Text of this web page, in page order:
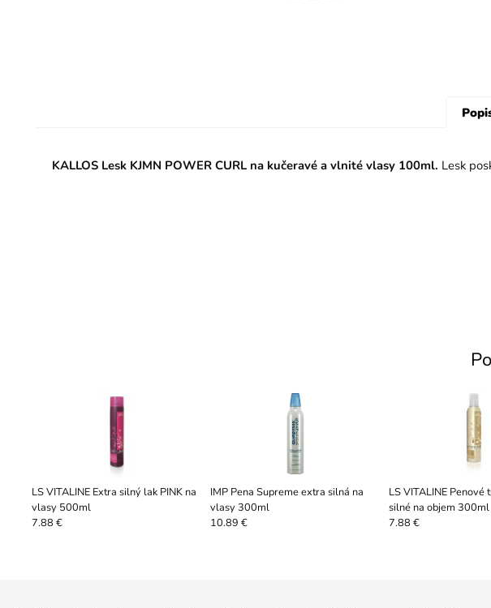
KALLOS Lesk KJMN POWER CURL na kučeravé a vlnité vlasy 100ml. Lesk
LS VITALINE Extra silný lak PINK na
vlasy 500ml
7.88 €
IMP Pena Supreme extra silná na
vlasy 300ml
10.89 €
LS VITALINE Penové
silné na objem 300ml
7.88 €